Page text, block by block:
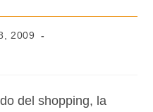
2009
del shopping, la